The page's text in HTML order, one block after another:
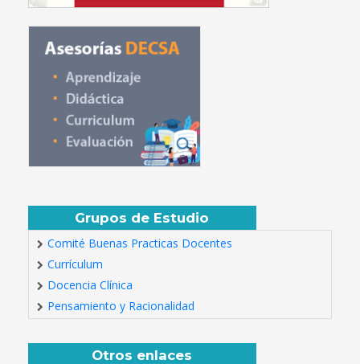
Grupos de Estudio
Comité Buenas Practicas Docentes
Currículum
Docencia Clínica
Pensamiento y Racionalidad
Otros enlaces